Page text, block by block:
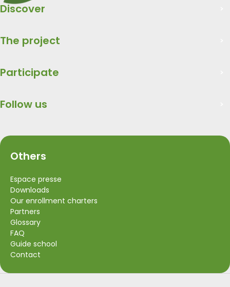
Discover
The project
Participate
Follow us
Others
Espace presse
Downloads
Our enrollment charters
Partners
Glossary
FAQ
Guide school
Contact